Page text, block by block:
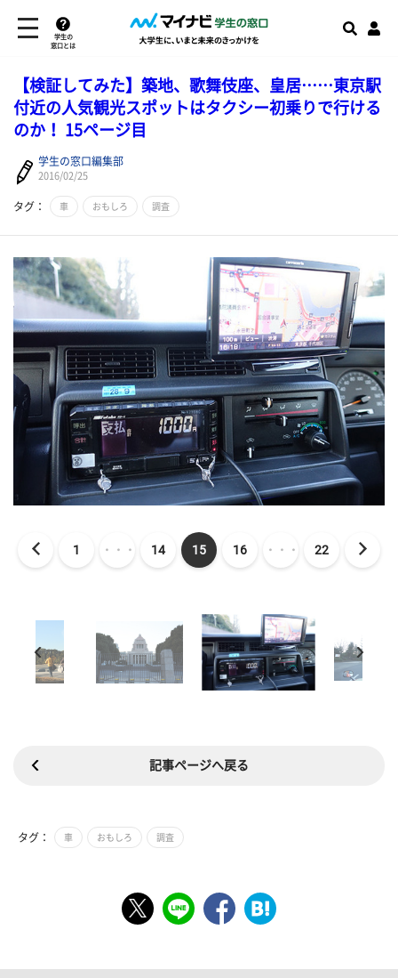
学生の
窓口とは
【検証してみた】築地、歌舞伎座、皇居……東京駅
付近の人気観光スポットはタクシー初乗りで行ける
のか！ 15ページ目
学生の窓口編集部
2016/02/25
タグ： 車 おもしろ 調査
1 ・・・ 14 15 16 ・・・ 22
記事ページへ戻る
タグ： 車 おもしろ 調査